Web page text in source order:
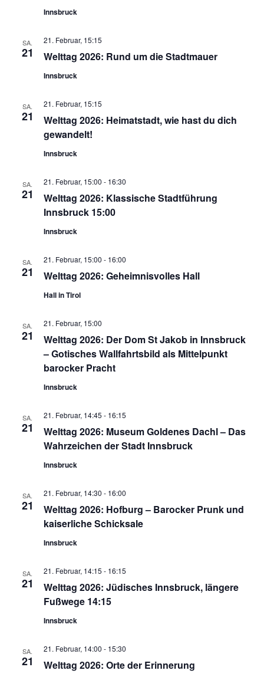
Innsbruck
SA.
21 Welttag 2026: Rund um die Stadtmauer
21. Februar, 15:15
Innsbruck
SA.
21
Welttag 2026: Heimatstadt, wie hast du dich
gewandelt!
21. Februar, 15:15
Innsbruck
SA.
21
Welttag 2026: Klassische Stadtführung
Innsbruck 15:00
21. Februar, 15:00 - 16:30
Innsbruck
SA.
21 Welttag 2026: Geheimnisvolles Hall
21. Februar, 15:00 - 16:00
Hall in Tirol
SA.
21
Welttag 2026: Der Dom St Jakob in Innsbruck
– Gotisches Wallfahrtsbild als Mittelpunkt
barocker Pracht
21. Februar, 15:00
Innsbruck
SA.
21
Welttag 2026: Museum Goldenes Dachl – Das
Wahrzeichen der Stadt Innsbruck
21. Februar, 14:45 - 16:15
Innsbruck
SA.
21
Welttag 2026: Hofburg – Barocker Prunk und
kaiserliche Schicksale
21. Februar, 14:30 - 16:00
Innsbruck
SA.
21
Welttag 2026: Jüdisches Innsbruck, längere
Fußwege 14:15
21. Februar, 14:15 - 16:15
Innsbruck
SA.
21 Welttag 2026: Orte der Erinnerung
21. Februar, 14:00 - 15:30